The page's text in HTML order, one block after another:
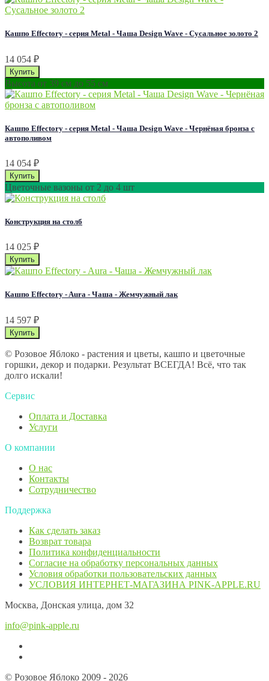
Кашпо Effectory - серия Metal - Чаша Design Wave - Сусальное золото 2
14 054 ₽
Высота от 39 см до 55 см
Кашпо Effectory - серия Metal - Чаша Design Wave - Чернёная бронза с
автополивом
14 054 ₽
Цветочные вазоны от 2 до 4 шт
Конструкция на столб
14 025 ₽
Кашпо Effectory - Aura - Чаша - Жемчужный лак
14 597 ₽
© Розовое Яблоко - растения и цветы, кашпо и цветочные
горшки, декор и подарки. Результат ВСЕГДА! Всё, что так
долго искали!
Сервис
Оплата и Доставка
Услуги
О компании
О нас
Контакты
Сотрудничество
Поддержка
Как сделать заказ
Возврат товара
Политика конфиденциальности
Согласие ​на обработку персональных данных
Условия обработки пользовательских данных
УСЛОВИЯ ИНТЕРНЕТ-МАГАЗИНА PINK-APPLE.RU
Москва, Донская улица, дом 32
info@pink-apple.ru
© Розовое Яблоко 2009 - 2026